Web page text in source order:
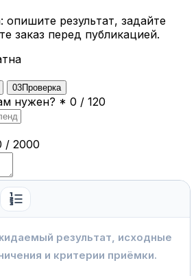
опишите результат, задайте
заказ перед публикацией.
03Проверка
нужен? * 0 / 120
/ 2000
format_list_numbered